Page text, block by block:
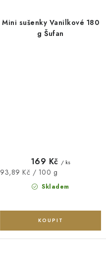
Mini sušenky Vanilkové 180
g Šufan
Skladem
169 Kč / ks
Měrná
93,89 Kč / 100 g